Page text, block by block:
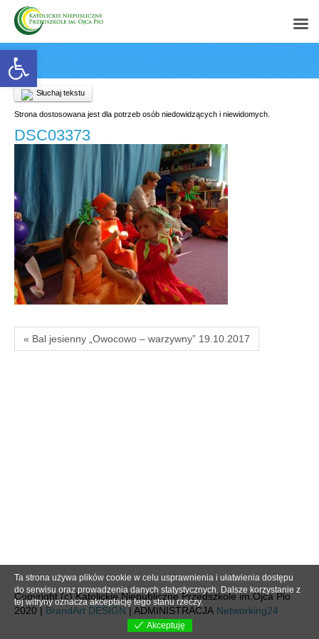
Open toolbar
Słuchaj tekstu
Strona dostosowana jest dla potrzeb osób niedowidzących i niewidomych.
DSC03373
« Bal jesienny „Owocowo – warzywny” 19.10.2017
Copyright (c) Katolickie Niepubliczne Przedszkole im.Ojca Pio
2020 | BrandArt DESIGN | ADMINISTRACJA Networking24
Ta strona używa plików cookie w celu usprawnienia i ułatwienia dostępu
do serwisu oraz prowadzenia danych statystycznych. Dalsze korzystanie z
tej witryny oznacza akceptację tego stanu rzeczy.
Akceptuję